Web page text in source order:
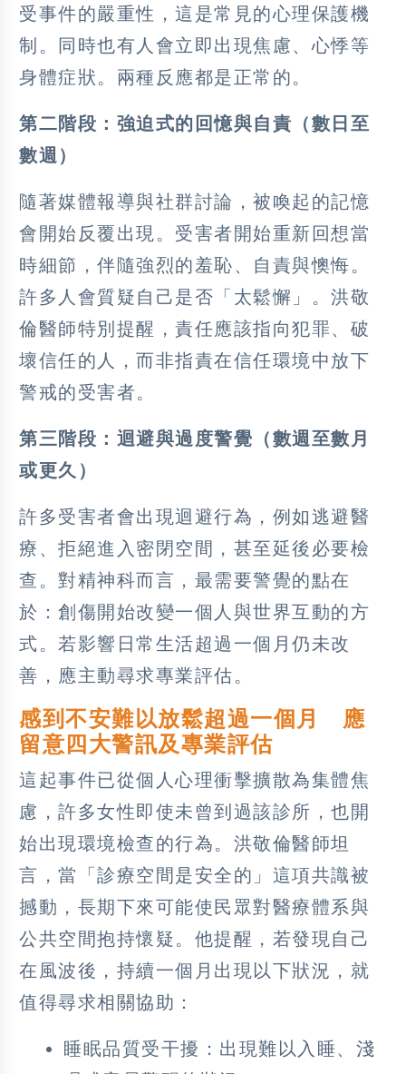
受事件的嚴重性，這是常見的心理保護機
制。同時也有人會立即出現焦慮、心悸等
身體症狀。兩種反應都是正常的。
第二階段：強迫式的回憶與自責（數日至
數週）
隨著媒體報導與社群討論，被喚起的記憶
會開始反覆出現。受害者開始重新回想當
時細節，伴隨強烈的羞恥、自責與懊悔。
許多人會質疑自己是否「太鬆懈」。洪敬
倫醫師特別提醒，責任應該指向犯罪、破
壞信任的人，而非指責在信任環境中放下
警戒的受害者。
第三階段：迴避與過度警覺（數週至數月
或更久）
許多受害者會出現迴避行為，例如逃避醫
療、拒絕進入密閉空間，甚至延後必要檢
查。對精神科而言，最需要警覺的點在
於：創傷開始改變一個人與世界互動的方
式。若影響日常生活超過一個月仍未改
善，應主動尋求專業評估。
感到不安難以放鬆超過一個月 應
留意四大警訊及專業評估
這起事件已從個人心理衝擊擴散為集體焦
慮，許多女性即使未曾到過該診所，也開
始出現環境檢查的行為。洪敬倫醫師坦
言，當「診療空間是安全的」這項共識被
撼動，長期下來可能使民眾對醫療體系與
公共空間抱持懷疑。他提醒，若發現自己
在風波後，持續一個月出現以下狀況，就
值得尋求相關協助：
睡眠品質受干擾：出現難以入睡、淺